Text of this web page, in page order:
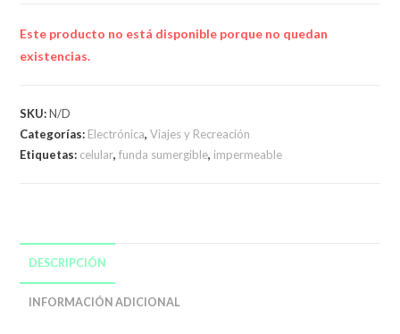
Este producto no está disponible porque no quedan
existencias.
SKU:N/D
Categorías: Electrónica,Viajes y Recreación
Etiquetas: celular,funda sumergible, impermeable
DESCRIPCIÓN
INFORMACIÓN ADICIONAL